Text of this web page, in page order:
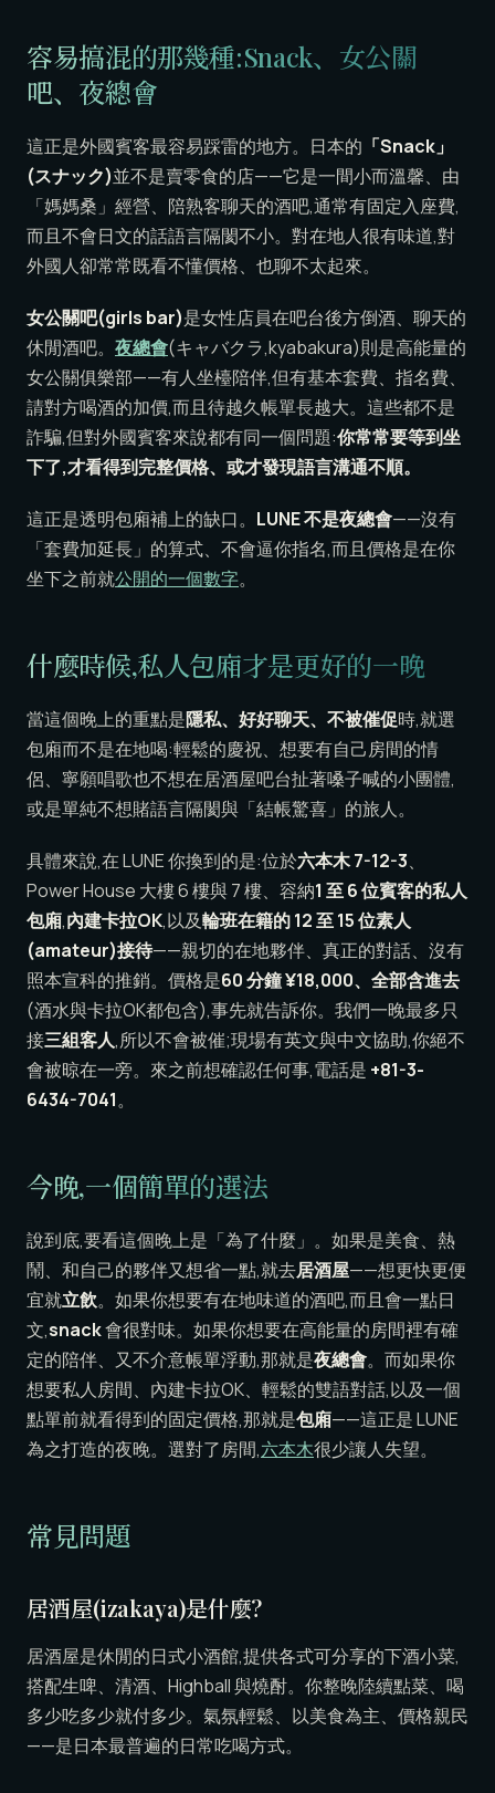
容易搞混的那幾種:Snack、女公關
吧、夜總會
這正是外國賓客最容易踩雷的地方。日本的 「Snack」
(スナック)並不是賣零食的店——它是一間小而溫馨、由
「媽媽桑」經營、陪熟客聊天的酒吧,通常有固定入座費,
而且不會日文的話語言隔閡不小。對在地人很有味道,對
外國人卻常常既看不懂價格、也聊不太起來。
女公關吧(girls bar)是女性店員在吧台後方倒酒、聊天的
休閒酒吧。 夜總會(キャバクラ,kyabakura)則是高能量的
女公關俱樂部——有人坐檯陪伴,但有基本套費、指名費、
請對方喝酒的加價,而且待越久帳單長越大。這些都不是
詐騙,但對外國賓客來說都有同一個問題:你常常要等到坐
下了,才看得到完整價格、或才發現語言溝通不順。
這正是透明包廂補上的缺口。 LUNE 不是夜總會——沒有
「套費加延長」的算式、不會逼你指名,而且價格是在你
坐下之前就公開的一個數字。
什麼時候,私人包廂才是更好的一晚
當這個晚上的重點是隱私、好好聊天、不被催促時,就選
包廂而不是在地喝:輕鬆的慶祝、想要有自己房間的情
侶、寧願唱歌也不想在居酒屋吧台扯著嗓子喊的小團體,
或是單純不想賭語言隔閡與「結帳驚喜」的旅人。
具體來說,在 LUNE 你換到的是:位於六本木 7-12-3、
Power House 大樓 6 樓與 7 樓、容納1 至 6 位賓客的私人
包廂,內建卡拉OK,以及輪班在籍的 12 至 15 位素人
(amateur)接待——親切的在地夥伴、真正的對話、沒有
照本宣科的推銷。價格是60 分鐘 ¥18,000、全部含進去
(酒水與卡拉OK都包含),事先就告訴你。我們一晚最多只
接三組客人,所以不會被催;現場有英文與中文協助,你絕不
會被晾在一旁。來之前想確認任何事,電話是 +81-3-
6434-7041。
今晚,一個簡單的選法
說到底,要看這個晚上是「為了什麼」。如果是美食、熱
鬧、和自己的夥伴又想省一點,就去居酒屋——想更快更便
宜就立飲。如果你想要有在地味道的酒吧,而且會一點日
文,snack會很對味。如果你想要在高能量的房間裡有確
定的陪伴、又不介意帳單浮動,那就是夜總會。而如果你
想要私人房間、內建卡拉OK、輕鬆的雙語對話,以及一個
點單前就看得到的固定價格,那就是包廂——這正是 LUNE
為之打造的夜晚。選對了房間,六本木很少讓人失望。
常見問題
居酒屋(izakaya)是什麼?
居酒屋是休閒的日式小酒館,提供各式可分享的下酒小菜,
搭配生啤、清酒、Highball 與燒酎。你整晚陸續點菜、喝
多少吃多少就付多少。氣氛輕鬆、以美食為主、價格親民
——是日本最普遍的日常吃喝方式。